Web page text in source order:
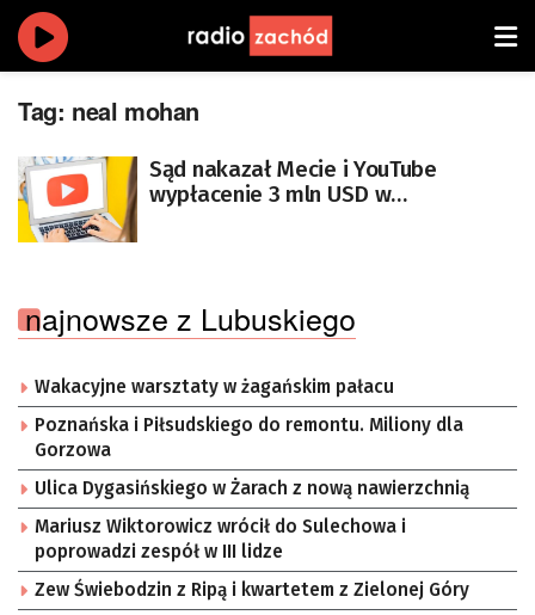
Tag: neal mohan
Sąd nakazał Mecie i YouTube
wypłacenie 3 mln USD w
najnowsze z Lubuskiego
Wakacyjne warsztaty w żagańskim pałacu
Poznańska i Piłsudskiego do remontu. Miliony dla
Gorzowa
Ulica Dygasińskiego w Żarach z nową nawierzchnią
Mariusz Wiktorowicz wrócił do Sulechowa i
poprowadzi zespół w III lidze
Zew Świebodzin z Ripą i kwartetem z Zielonej Góry